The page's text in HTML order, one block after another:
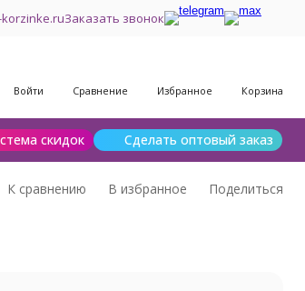
Заказать звонок
Войти Сравнение Избранное Корзина
скидок Сделать оптовый заказ
для валяния
К сравнению В избранное Поделиться